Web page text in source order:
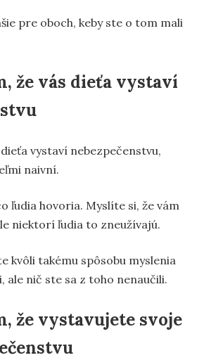
pre oboch, keby ste o tom mali
že vás dieťa vystaví
vystaví nebezpečenstvu,
naivní.
ľudia hovoria. Myslíte si, že vám
niektorí ľudia to zneužívajú.
kvôli takému spôsobu myslenia
nič ste sa z toho nenaučili.
že vystavujete svoje